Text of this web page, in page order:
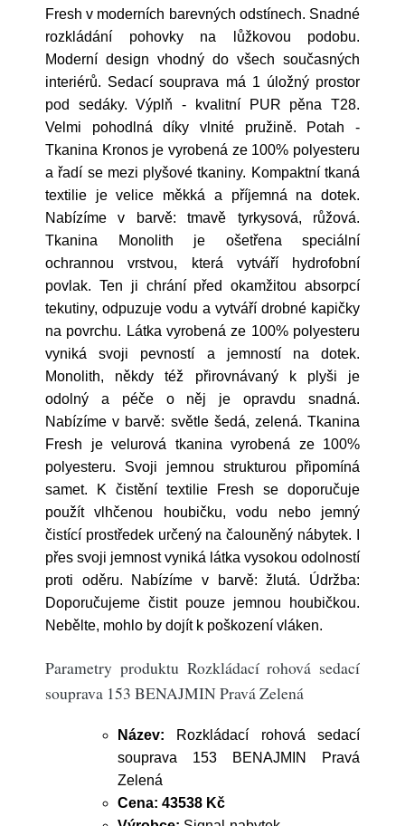
Fresh v moderních barevných odstínech. Snadné
rozkládání pohovky na lůžkovou podobu.
Moderní design vhodný do všech současných
interiérů. Sedací souprava má 1 úložný prostor
pod sedáky. Výplň - kvalitní PUR pěna T28.
Velmi pohodlná díky vlnité pružině. Potah -
Tkanina Kronos je vyrobená ze 100% polyesteru
a řadí se mezi plyšové tkaniny. Kompaktní tkaná
textilie je velice měkká a příjemná na dotek.
Nabízíme v barvě: tmavě tyrkysová, růžová.
Tkanina Monolith je ošetřena speciální
ochrannou vrstvou, která vytváří hydrofobní
povlak. Ten ji chrání před okamžitou absorpcí
tekutiny, odpuzuje vodu a vytváří drobné kapičky
na povrchu. Látka vyrobená ze 100% polyesteru
vyniká svoji pevností a jemností na dotek.
Monolith, někdy též přirovnávaný k plyši je
odolný a péče o něj je opravdu snadná.
Nabízíme v barvě: světle šedá, zelená. Tkanina
Fresh je velurová tkanina vyrobená ze 100%
polyesteru. Svoji jemnou strukturou připomíná
samet. K čistění textilie Fresh se doporučuje
použít vlhčenou houbičku, vodu nebo jemný
čistící prostředek určený na čalouněný nábytek. I
přes svoji jemnost vyniká látka vysokou odolností
proti oděru. Nabízíme v barvě: žlutá. Údržba:
Doporučujeme čistit pouze jemnou houbičkou.
Nebělte, mohlo by dojít k poškození vláken.
Parametry produktu Rozkládací rohová sedací
souprava 153 BENAJMIN Pravá Zelená
Název: Rozkládací rohová sedací
souprava 153 BENAJMIN Pravá
Zelená
Cena: 43538 Kč